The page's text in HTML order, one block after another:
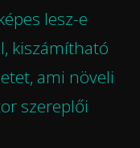
lesz-e
kiszámítható
ami növeli
szereplői